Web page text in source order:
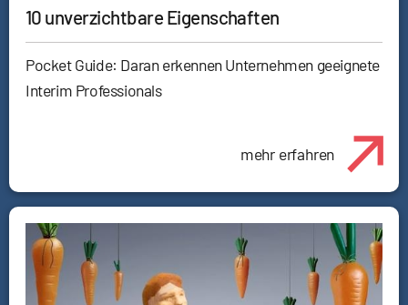
10 unverzichtbare Eigenschaften
Pocket Guide: Daran erkennen Unternehmen geeignete
Interim Professionals
mehr erfahren